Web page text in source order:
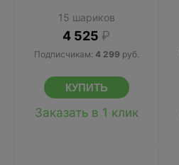
15 шариков
4 525 ₽
Подписчикам: 4 299 руб.
Заказать в 1 клик